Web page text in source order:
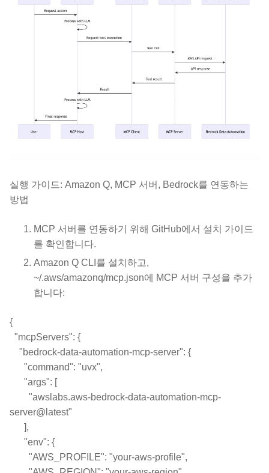
실행 가이드: Amazon Q, MCP 서버, Bedrock를 연동하는
방법
MCP 서버를 연동하기 위해 GitHub에서 설치 가이드
를 확인합니다.
Amazon Q CLI를 설치하고,
~/.aws/amazonq/mcp.json에 MCP 서버 구성을 추가
합니다:
{
"mcpServers": {
"bedrock-data-automation-mcp-server": {
"command": "uvx",
"args": [
"awslabs.aws-bedrock-data-automation-mcp-
server@latest"
],
"env": {
"AWS_PROFILE": "your-aws-profile",